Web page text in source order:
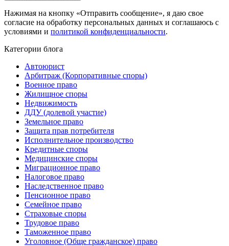
Нажимая на кнопку «Отправить сообщение», я даю свое
согласие на обработку персональных данных и соглашаюсь с
условиями и политикой конфиденциальности.
Категории блога
Автоюрист
Арбитраж (Корпоративные споры)
Военное право
Жилищное споры
Недвижимость
ДДУ (долевой участие)
Земельное право
Защита прав потребителя
Исполнительное производство
Кредитные споры
Медицинские споры
Миграционное право
Налоговое право
Наследственное право
Пенсионное право
Семейное право
Страховые споры
Трудовое право
Таможенное право
Уголовное (Обще гражданское) право